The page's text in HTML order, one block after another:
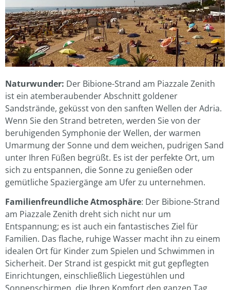
Naturwunder: Der Bibione-Strand am Piazzale Zenith
ist ein atemberaubender Abschnitt goldener
Sandstrände, geküsst von den sanften Wellen der Adria.
Wenn Sie den Strand betreten, werden Sie von der
beruhigenden Symphonie der Wellen, der warmen
Umarmung der Sonne und dem weichen, pudrigen Sand
unter Ihren Füßen begrüßt. Es ist der perfekte Ort, um
sich zu entspannen, die Sonne zu genießen oder
gemütliche Spaziergänge am Ufer zu unternehmen.
Familienfreundliche Atmosphäre: Der Bibione-Strand
am Piazzale Zenith dreht sich nicht nur um
Entspannung; es ist auch ein fantastisches Ziel für
Familien. Das flache, ruhige Wasser macht ihn zu einem
idealen Ort für Kinder zum Spielen und Schwimmen in
Sicherheit. Der Strand ist gespickt mit gut gepflegten
Einrichtungen, einschließlich Liegestühlen und